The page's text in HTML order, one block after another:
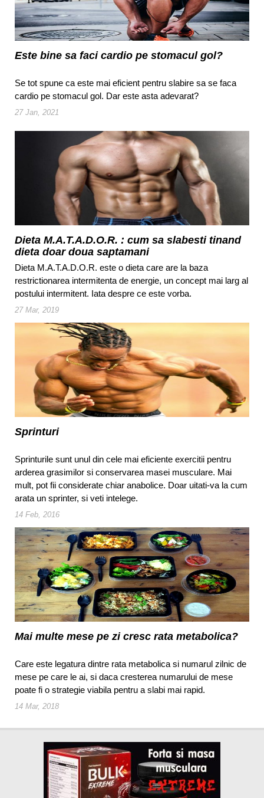
Este bine sa faci cardio pe stomacul gol?
Se tot spune ca este mai eficient pentru slabire sa se faca
cardio pe stomacul gol. Dar este asta adevarat?
27 Jan, 2021
Dieta M.A.T.A.D.O.R. : cum sa slabesti tinand
dieta doar doua saptamani
Dieta M.A.T.A.D.O.R. este o dieta care are la baza
restrictionarea intermitenta de energie, un concept mai larg al
postului intermitent. Iata despre ce este vorba.
27 Mar, 2019
Sprinturi
Sprinturile sunt unul din cele mai eficiente exercitii pentru
arderea grasimilor si conservarea masei musculare. Mai
mult, pot fii considerate chiar anabolice. Doar uitati-va la cum
arata un sprinter, si veti intelege.
14 Feb, 2016
Mai multe mese pe zi cresc rata metabolica?
Care este legatura dintre rata metabolica si numarul zilnic de
mese pe care le ai, si daca cresterea numarului de mese
poate fi o strategie viabila pentru a slabi mai rapid.
14 Mar, 2018